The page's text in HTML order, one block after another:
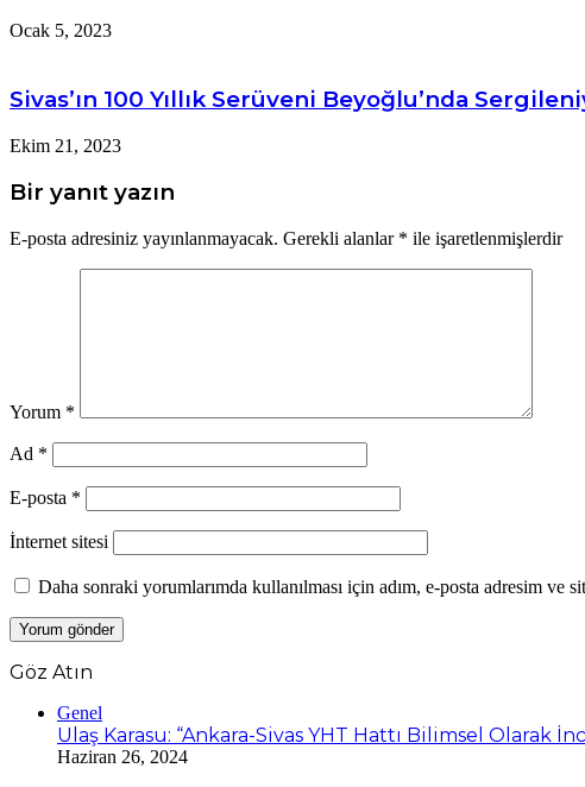
Ocak 5, 2023
Sivas’ın 100 Yıllık Serüveni Beyoğlu’nda
Ekim 21, 2023
Bir yanıt yazın
E-posta adresiniz yayınlanmayacak. Gerekli alanlar * ile işaretlenmişlerdir
Yorum *
Ad *
E-posta *
İnternet sitesi
Daha sonraki yorumlarımda kullanılması için adım, e-posta adresim ve
Göz Atın
Genel
Ulaş Karasu: “Ankara-Sivas YHT Hattı Bilimsel Olarak
Haziran 26, 2024